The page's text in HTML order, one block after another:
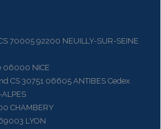
92200 NEUILLY-SUR-SEINE
NICE
30751 06605 ANTIBES Cedex
CHAMBERY
LYON